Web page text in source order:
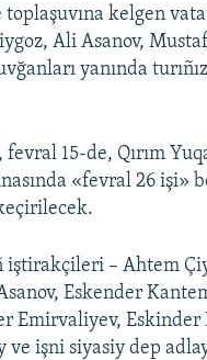
kelgen
Ali Asanov,
yanında
15-de, Qırım
«fevral 26 işi»
iştirakçileri – Ahtem
Eskender
Emirvaliyev, Eskinder
ve işni siyasiy dep